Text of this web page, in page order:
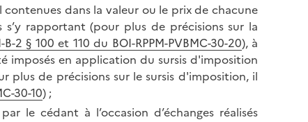
dans la valeur ou le prix de chacune
rapportant (pour plus de précisions sur la
B-2 § 100 et 110 du BOI-RPPM-PVBMC-30-20), à
imposés en application du sursis d'imposition
plus de précisions sur le sursis d'imposition, il
30-10) ;
le cédant à l’occasion d’échanges réalisés